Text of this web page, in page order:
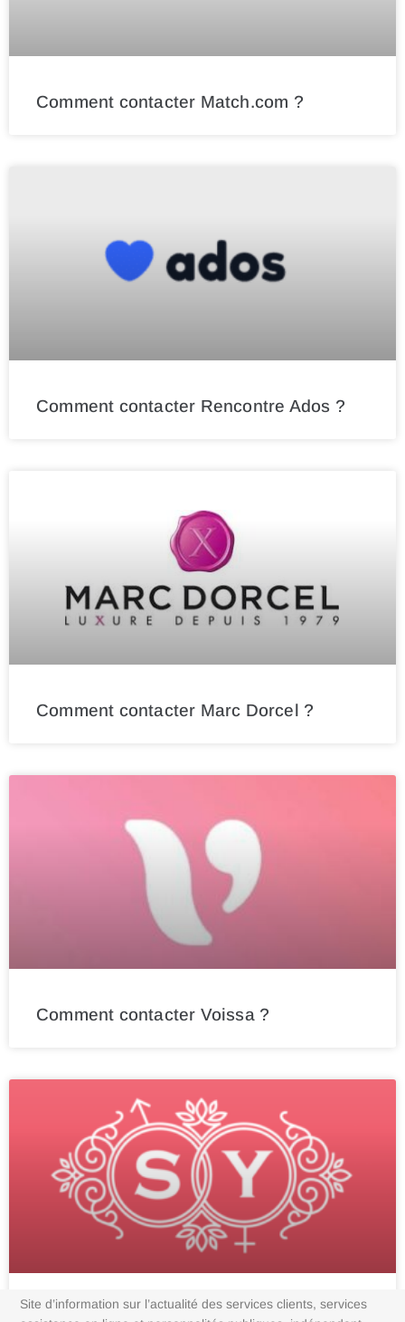
Comment contacter Match.com ?
Comment contacter Rencontre Ados ?
Comment contacter Marc Dorcel ?
Comment contacter Voissa ?
Site d’information sur l’actualité des services clients, services